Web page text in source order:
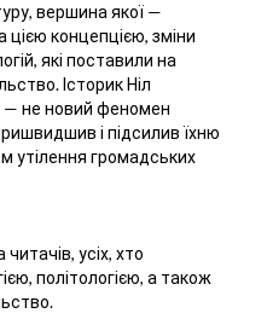
вершина якої —
цією концепцією, зміни
які поставили на
Історик Ніл
— не новий феномен
і підсилив їхню
утілення громадських
усіх, хто
політологією, а також